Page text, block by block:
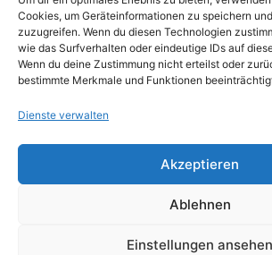
Cookies, um Geräteinformationen zu speichern
zuzugreifen. Wenn du diesen Technologien
wie das Surfverhalten oder eindeutige IDs auf
Wenn du deine Zustimmung nicht erteilst oder
bestimmte Merkmale und Funktionen
Dienste verwalten
Akzeptieren
Ablehnen
Einstellungen ansehen